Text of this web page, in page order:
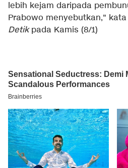
lebih kejam daripada
Prabowo menyebutkan,"
Detikpada Kamis (8/1)